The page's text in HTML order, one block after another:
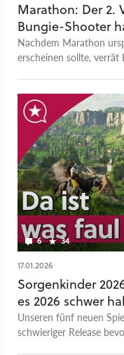
Marathon: Der 2.
Bungie-Shooter
Nachdem Marathon
erscheinen sollte, verrät
Vorbesteller- als auch
Der PvEvP-Extraction-
Destiny erscheint für
Series X & S. Bungie
Vorfeld noch einen
ist aber noch nicht
6 34
17.01.2026
Sorgenkinder
es 2026 schwer
Unseren fünf neuen
schwieriger Release